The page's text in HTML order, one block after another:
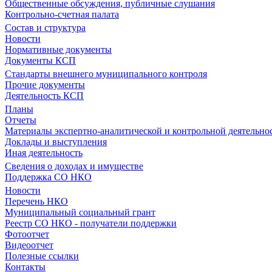
Общественные обсуждения, публичные слушания
Контрольно-счетная палата
Состав и структура
Новости
Нормативные документы
Документы КСП
Стандарты внешнего муниципального контроля
Прочие документы
Деятельность КСП
Планы
Отчеты
Материалы экспертно-аналитической и контрольной
Доклады и выступления
Иная деятельность
Сведения о доходах и имуществе
Поддержка СО НКО
Новости
Перечень НКО
Муниципальный социальный грант
Реестр СО НКО - получатели поддержки
Фотоотчет
Видеоотчет
Полезные ссылки
Контакты